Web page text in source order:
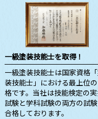
一級塗装技能士を取得！
一級塗装技能士は国家資格
装技能士」における最上位
格です。当社は技能検定の
試験と学科試験の両方の試
合格しております。